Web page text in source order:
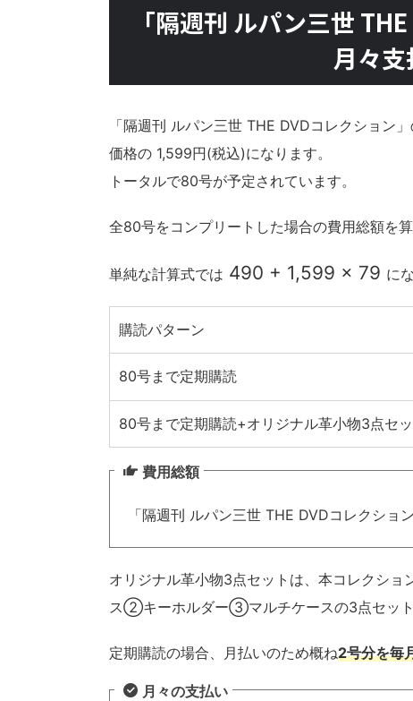
「隔週刊 ルパン三世
月々
「隔週刊 ルパン三世 THE DVDコレクション
価格の 1,599円(税込)になります。
トータルで80号が予定されています。
全80号をコンプリートした場合の費用総額を算
単純な計算式では 490 + 1,599 × 79 に
購読パターン
80号まで定期購読
80号まで定期購読+オリジナル革小物3点セッ
費用総額
「隔週刊 ルパン三世 THE DVDコレクショ
オリジナル革小物3点セットは、本コレクシ
ス②キーホルダー③マルチケースの3点セット
定期購読の場合、月払いのため概ね2号分を毎
月々の支払い